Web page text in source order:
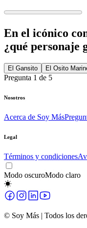
En el icónico
¿qué personaje
El Gansito El Osito
Pregunta 1 de 5
Nosotros
Acerca de Soy Más
Legal
Términos y condiciones
Modo oscuroModo claro
© Soy Más | Todos los